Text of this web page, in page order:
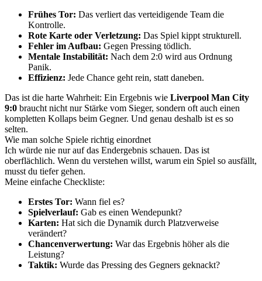
Frühes Tor: Das verliert das verteidigende Team die
Kontrolle.
Rote Karte oder Verletzung: Das Spiel kippt strukturell.
Fehler im Aufbau: Gegen Pressing tödlich.
Mentale Instabilität: Nach dem 2:0 wird aus Ordnung
Panik.
Effizienz: Jede Chance geht rein, statt daneben.
Das ist die harte Wahrheit: Ein Ergebnis wie Liverpool Man City
9:0 braucht nicht nur Stärke vom Sieger, sondern oft auch einen
kompletten Kollaps beim Gegner. Und genau deshalb ist es so
selten.
Wie man solche Spiele richtig einordnet
Ich würde nie nur auf das Endergebnis schauen. Das ist
oberflächlich. Wenn du verstehen willst, warum ein Spiel so ausfällt,
musst du tiefer gehen.
Meine einfache Checkliste:
Erstes Tor: Wann fiel es?
Spielverlauf: Gab es einen Wendepunkt?
Karten: Hat sich die Dynamik durch Platzverweise
verändert?
Chancenverwertung: War das Ergebnis höher als die
Leistung?
Taktik: Wurde das Pressing des Gegners geknackt?